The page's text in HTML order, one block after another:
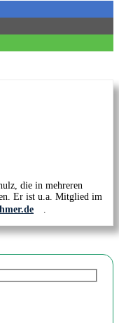
die in mehreren
Er ist u.a. Mitglied im